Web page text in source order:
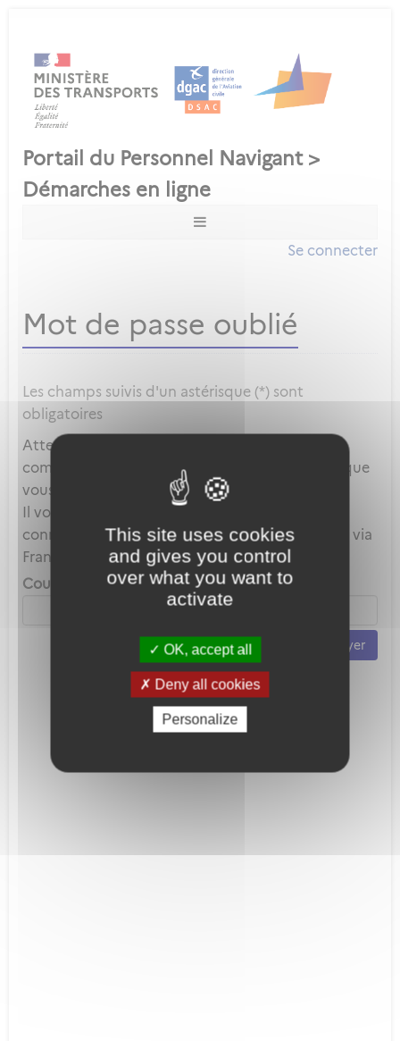
This site uses cookies
and gives you control
over what you want to
activate
OK, accept all
Deny all cookies
Personalize
Se connecter
Mot de passe oublié
Les champs suivis d'un astérisque (*) sont
obligatoires
Attention, ce mot de passe est celui de votre
compte local et en aucun cas celui du compte que
vous utilisez au travers de FranceConnect.
Il vous servira uniquement lorsque vous vous
connecterez avec votre adresse mail plutôt que via
FranceConnect.
Courriel *
Envoyer